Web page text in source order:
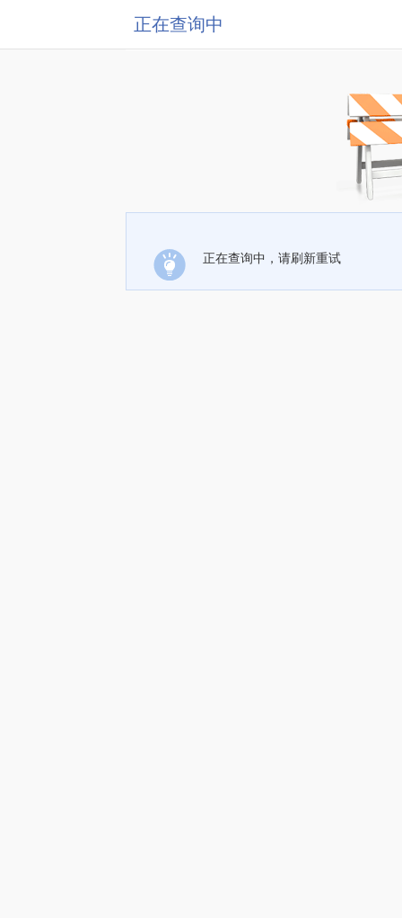
正在查询中
正在查询中，请刷新重试